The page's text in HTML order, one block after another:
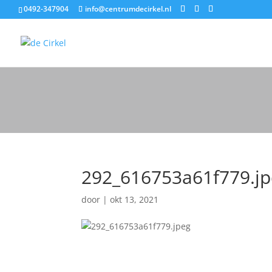
0492-347904 info@centrumdecirkel.nl
door |okt 13, 2021